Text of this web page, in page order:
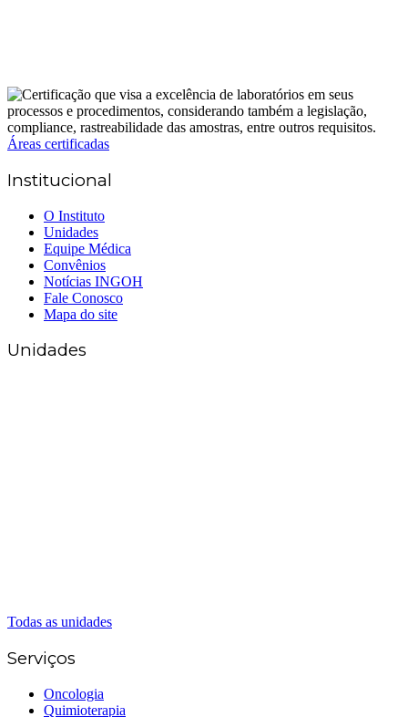
Áreas certificadas
Institucional
O Instituto
Unidades
Equipe Médica
Convênios
Notícias INGOH
Fale Conosco
Mapa do site
Unidades
Todas as unidades
Serviços
Oncologia
Quimioterapia